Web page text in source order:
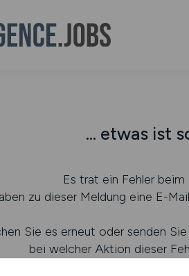
... etwas ist
Es trat ein Fehler
zu dieser Meldung eine E-
Sie es erneut oder senden
bei welcher Aktion dieser